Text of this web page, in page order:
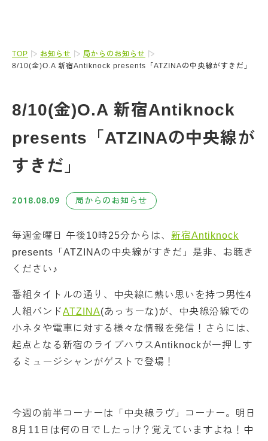
TOP お知らせ
局からのお知らせ
8/10(金)O.A 新宿Antiknock presents「ATZINAの中央線がすきだ」
8/10(金)O.A 新宿Antiknock
presents「ATZINAの中央線が
すきだ」
2018.08.09 局からのお知らせ
毎週金曜日 午後10時25分からは、 新宿Antiknock
presents「ATZINAの中央線がすきだ」是非、お聴き
ください♪
番組タイトルの通り、中央線に熱い思いを持つ男性4
人組バンドATZINA(あっちーな)が、中央線沿線での
小ネタや電車に対する様々な情報を発信！さらには、
起点となる新宿のライブハウスAntiknockが一押しす
るミュージシャンがゲストで登場！
今週の前半コーナーは「中央線ラヴ」コーナー。明日
8月11日は何の日でしたっけ？覚えていますよね！中